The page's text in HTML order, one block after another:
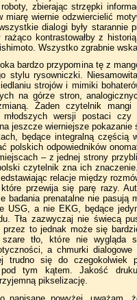
roboty, zbierając strzępki
miarę wiernie odzwiercielić
dialogi były starannie
kontrastowałby z
Wszystko zgrabnie
bardzo przypomina tę z
stylu rysowniczki.
strojów i mimiki
na górze stron,
Żaden czytelnik
wersji postaci czy
jeszcze wierniejsze
będące integralną częścią
polskich odpowiedników
– z jednej strony
czytelnik zna ich
relacje między
przewija się parę razy.
badania prenatalne nie pasują
USG, a nie EKG, będące
Tła zazwyczaj nie świecą
przez to jednak może się
tło, które nie wygląda
a chmurki
trudno się do czegokolwiek
pod tym kątem. Jakość
pikselizację.